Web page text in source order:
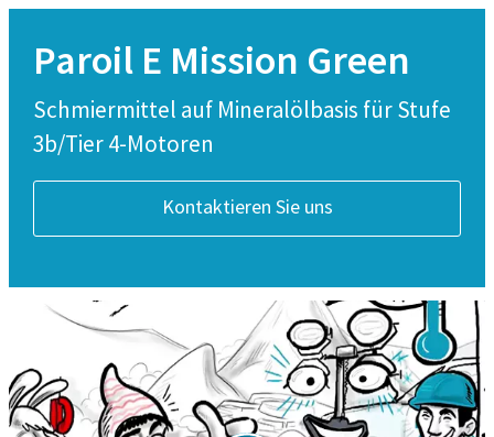
Paroil E Mission Green
Schmiermittel auf Mineralölbasis für Stufe
3b/Tier 4-Motoren
Kontaktieren Sie uns